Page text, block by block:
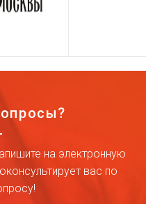
на электронную
вас по